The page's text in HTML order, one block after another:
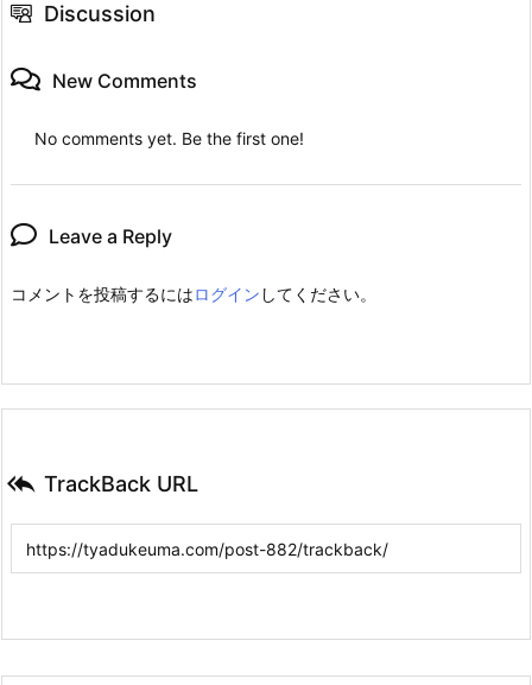
Discussion
New Comments
No comments yet. Be the first one!
Leave a Reply
コメントを投稿するにはログイン してください。
 TrackBack URL